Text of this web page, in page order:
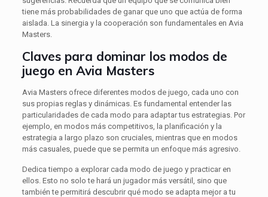
tiene más probabilidades de ganar que uno que actúa de forma
aislada. La sinergia y la cooperación son fundamentales en Avia
Masters.
Claves para dominar los modos de
juego en Avia Masters
Avia Masters ofrece diferentes modos de juego, cada uno con
sus propias reglas y dinámicas. Es fundamental entender las
particularidades de cada modo para adaptar tus estrategias. Por
ejemplo, en modos más competitivos, la planificación y la
estrategia a largo plazo son cruciales, mientras que en modos
más casuales, puede que se permita un enfoque más agresivo.
Dedica tiempo a explorar cada modo de juego y practicar en
ellos. Esto no solo te hará un jugador más versátil, sino que
también te permitirá descubrir qué modo se adapta mejor a tu